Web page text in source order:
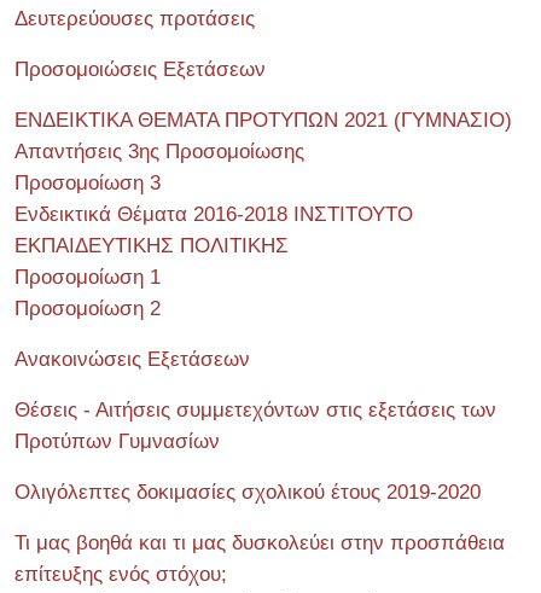
Δευτερεύουσες προτάσεις
Προσομοιώσεις Εξετάσεων
ΕΝΔΕΙΚΤΙΚΑ ΘΕΜΑΤΑ ΠΡΟΤΥΠΩΝ 2021 (ΓΥΜΝΑΣΙΟ)
Απαντήσεις 3ης Προσομοίωσης
Προσομοίωση 3
Ενδεικτικά Θέματα 2016-2018 ΙΝΣΤΙΤΟΥΤΟ
ΕΚΠΑΙΔΕΥΤΙΚΗΣ ΠΟΛΙΤΙΚΗΣ
Προσομοίωση 1
Προσομοίωση 2
Ανακοινώσεις Εξετάσεων
Θέσεις - Αιτήσεις συμμετεχόντων στις εξετάσεις των
Προτύπων Γυμνασίων
Ολιγόλεπτες δοκιμασίες σχολικού έτους 2019-2020
Τι μας βοηθά και τι μας δυσκολεύει στην προσπάθεια
επίτευξης ενός στόχου;